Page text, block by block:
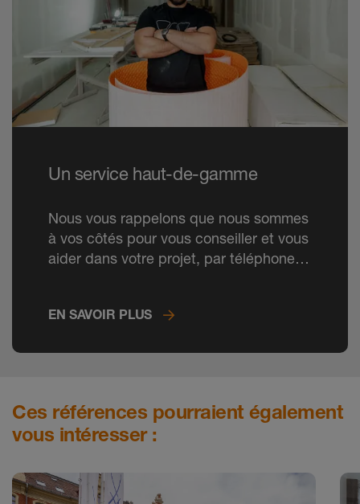
Un service haut-de-gamme
Nous vous rappelons que nous sommes
à vos côtés pour vous conseiller et vous
aider dans votre projet, par téléphone et
EN SAVOIR PLUS
Ces références pourraient également
vous intéresser :